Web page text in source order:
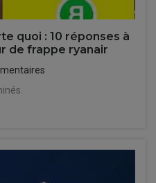
quoi : 10 réponses à
de frappe ryanair